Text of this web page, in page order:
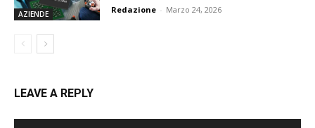
AZIENDE Redazione - Marzo 24, 2026
LEAVE A REPLY